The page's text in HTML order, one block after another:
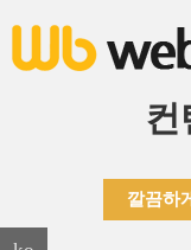
컨
깔끔하